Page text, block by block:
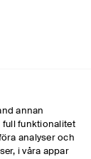
annan
full funktionalitet
analyser och
i våra appar